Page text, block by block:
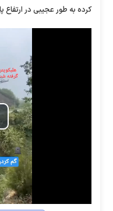
کرده به طور عجیبی در ارتفاع